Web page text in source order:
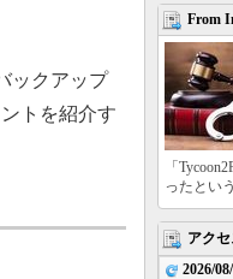
ックアップ
トを紹介す
From
「
ったとい
アク
2026/